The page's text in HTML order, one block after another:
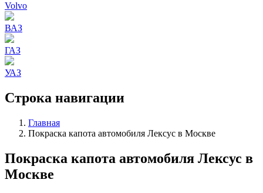
Volvo
ВАЗ
ГАЗ
УАЗ
Строка навигации
Главная
Покраска капота автомобиля Лексус в Москве
Покраска капота автомобиля Лексус в
Москве